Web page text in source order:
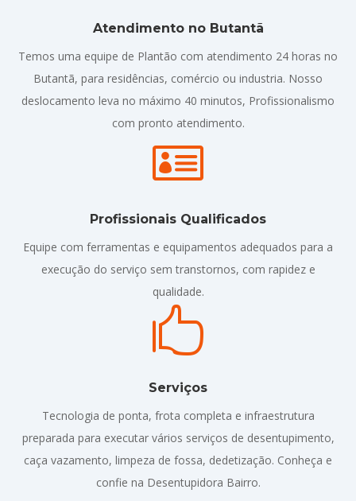
Atendimento no Butantã
Temos uma equipe de Plantão com atendimento 24 horas no
Butantã, para residências, comércio ou industria. Nosso
deslocamento leva no máximo 40 minutos, Profissionalismo
com pronto atendimento.

Profissionais Qualificados
Equipe com ferramentas e equipamentos adequados para a
execução do serviço sem transtornos, com rapidez e
qualidade.

Serviços
Tecnologia de ponta, frota completa e infraestrutura
preparada para executar vários serviços de desentupimento,
caça vazamento, limpeza de fossa, dedetização. Conheça e
confie na Desentupidora Bairro.